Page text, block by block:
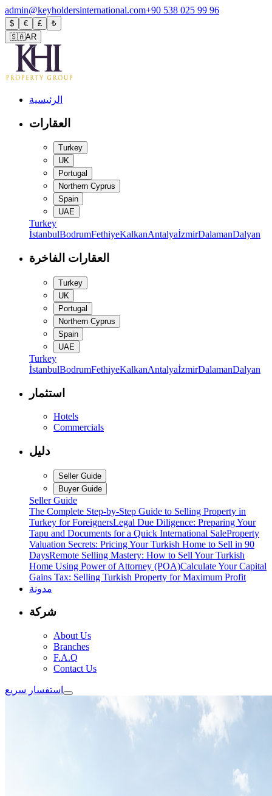
admin@keyholdersinternational.com+90 538 025 99 96
$ € £
₺
🇸🇦AR
الرئيسية
العقارات
Turkey
UK
Portugal
Northern Cyprus
Spain
UAE
Turkey
İstanbulBodrumFethiyeKalkanAntalyaİzmirDalamanDalyan
العقارات الفاخرة
Turkey
UK
Portugal
Northern Cyprus
Spain
UAE
Turkey
İstanbulBodrumFethiyeKalkanAntalyaİzmirDalamanDalyan
استثمار
Hotels
Commercials
دليل
Seller Guide
Buyer Guide
Seller Guide
The Complete Step-by-Step Guide to Selling Property in
Turkey for ForeignersLegal Due Diligence: Preparing Your
Tapu and Documents for a Quick International SaleProperty
Valuation Secrets: Pricing Your Turkish Home to Sell in 90
DaysRemote Selling Mastery: How to Sell Your Turkish
Home Using Power of Attorney (POA)Calculate Your Capital
Gains Tax: Selling Turkish Property for Maximum Profit
مدونة
شركة
About Us
Branches
F.A.Q
Contact Us
استفسار سريع